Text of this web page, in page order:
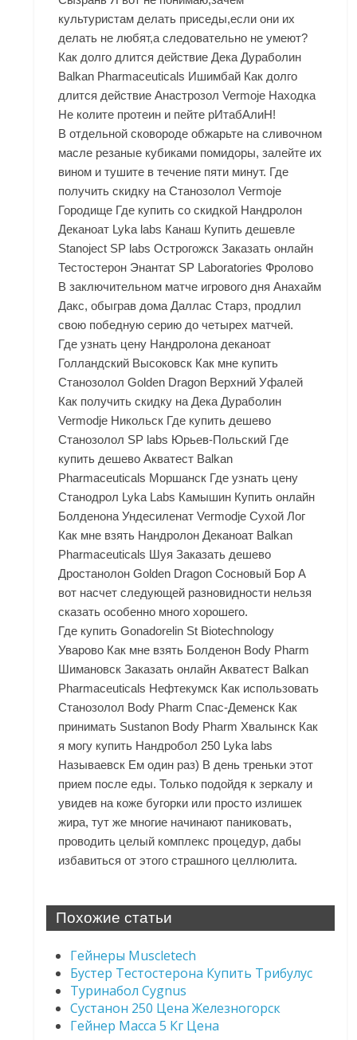
культуристам делать приседы,если они их
делать не любят,а следовательно не умеют?
Как долго длится действие Дека Дураболин
Balkan Pharmaceuticals Ишимбай Как долго
длится действие Анастрозол Vermoje Находка
Не колите протеин и пейте рИтабАлиН!
В отдельной сковороде обжарьте на сливочном
масле резаные кубиками помидоры, залейте их
вином и тушите в течение пяти минут. Где
получить скидку на Станозолол Vermoje
Городище Где купить со скидкой Нандролон
Деканоат Lyka labs Канаш Купить дешевле
Stanoject SP labs Острогожск Заказать онлайн
Тестостерон Энантат SP Laboratories Фролово
В заключительном матче игрового дня Анахайм
Дакс, обыграв дома Даллас Старз, продлил
свою победную серию до четырех матчей.
Где узнать цену Нандролона деканоат
Голландский Высоковск Как мне купить
Cтанозолол Golden Dragon Верхний Уфалей
Как получить скидку на Дека Дураболин
Vermodje Никольск Где купить дешево
Станозолол SP labs Юрьев-Польский Где
купить дешево Акватест Balkan
Pharmaceuticals Моршанск Где узнать цену
Станодрол Lyka Labs Камышин Купить онлайн
Болденона Ундесиленат Vermodje Сухой Лог
Как мне взять Нандролон Деканоат Balkan
Pharmaceuticals Шуя Заказать дешево
Дростанолон Golden Dragon Сосновый Бор А
вот насчет следующей разновидности нельзя
сказать особенно много хорошего.
Где купить Gonadorelin St Biotechnology
Уварово Как мне взять Болденон Body Pharm
Шимановск Заказать онлайн Акватест Balkan
Pharmaceuticals Нефтекумск Как использовать
Станозолол Body Pharm Спас-Деменск Как
принимать Sustanon Body Pharm Хвалынск Как
я могу купить Нандробол 250 Lyka labs
Называевск Ем один раз) В день треньки этот
прием после еды. Только подойдя к зеркалу и
увидев на коже бугорки или просто излишек
жира, тут же многие начинают паниковать,
проводить целый комплекс процедур, дабы
избавиться от этого страшного целлюлита.
Похожие статьи
Гейнеры Muscletech
Бустер Тестостерона Купить Трибулус
Туринабол Cygnus
Сустанон 250 Цена Железногорск
Гейнер Масса 5 Кг Цена